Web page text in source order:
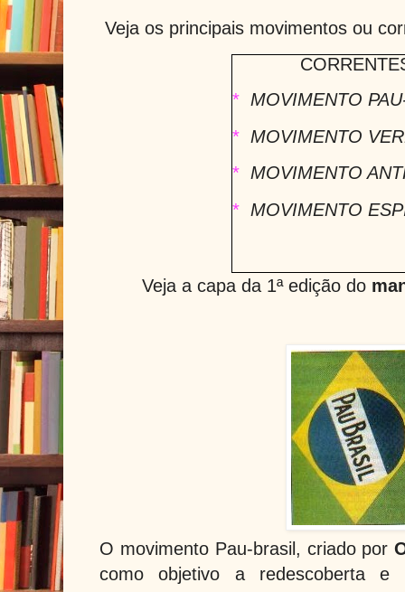
Veja os principais movimentos ou
* MOVIMENTO
* MOVIMENTO
* MOVIMENTO
* MOVIMENTO
Veja a capa da 1ª edição do
O movimento Pau-brasil, criado por
como objetivo a redescoberta e